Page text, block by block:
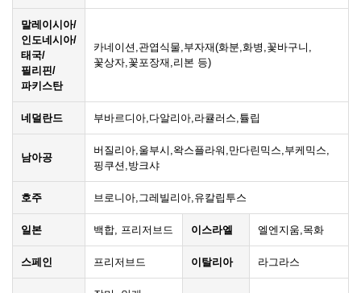
말레이시아/
인도네시아/
태국/
필리핀/
파키스탄
카네이션,관엽식물,부자재(화분,화병,꽃바구니,
꽃상자,꽃포장재,리본 등)
네덜란드 부바르디아,다알리아,라큘러스,튤립
남아공
버질리아,울부시,왁스플라워,만다린믹스,부케믹스,
핑쿠션,방크샤
호주 브로니아,그레빌리아,유칼립투스
일본 백합, 프리저브드 이스라엘 엘엔지움,목화
스페인 프리저브드 이탈리아 라그라스